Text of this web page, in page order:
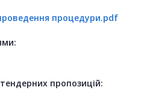
процедури.pdf
пропозицій: